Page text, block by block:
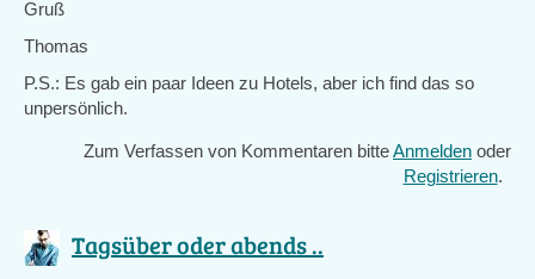
Gruß
Thomas
P.S.: Es gab ein paar Ideen zu Hotels, aber ich find das so
unpersönlich.
Zum Verfassen von Kommentaren bitteAnmelden oder
Registrieren.
Tagsüber oder abends ..